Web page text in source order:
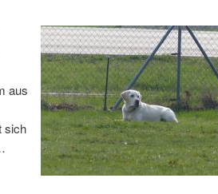
aus
sich